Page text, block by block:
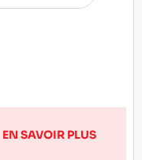
EN SAVOIR PLUS